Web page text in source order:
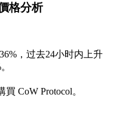
格分析
，过去24小时内上升
CoW Protocol。